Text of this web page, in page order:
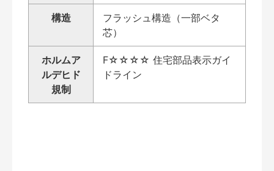
構造
フラッシュ構造（一部ベタ
芯）
ホルムア
ルデヒド
規制
F☆☆☆☆ 住宅部品表示ガイ
ドライン